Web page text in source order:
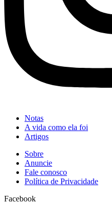
Notas
A vida como ela foi
Artigos
Sobre
Anuncie
Fale conosco
Política de Privacidade
Facebook